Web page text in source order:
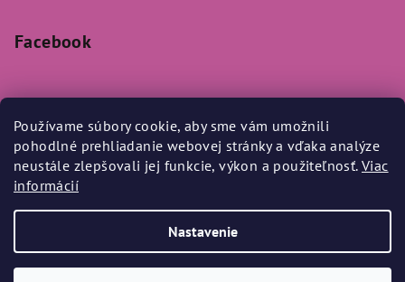
Používame súbory cookie, aby sme vám umožnili
pohodlné prehliadanie webovej stránky a vďaka analýze
neustále zlepšovali jej funkcie, výkon a použiteľnosť. Viac
informácií
Nastavenie
Facebook
Prijímame online platby